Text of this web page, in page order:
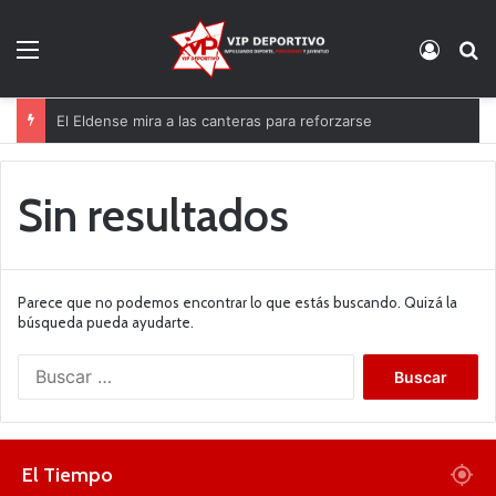
El Eldense mira a las canteras para reforzarse
Sin resultados
Parece que no podemos encontrar lo que estás buscando. Quizá la
búsqueda pueda ayudarte.
El Tiempo